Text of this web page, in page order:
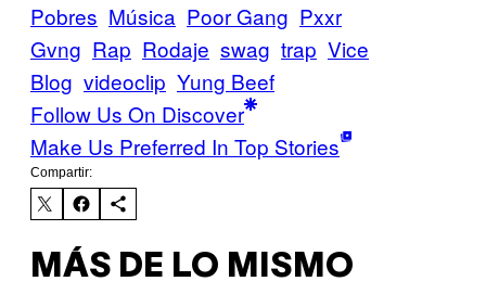
Pobres Música Poor Gang Pxxr
Gvng Rap Rodaje swag trap Vice
Blog videoclip Yung Beef
Follow Us On Discover
Make Us Preferred In Top Stories
Compartir:
MÁS DE LO MISMO